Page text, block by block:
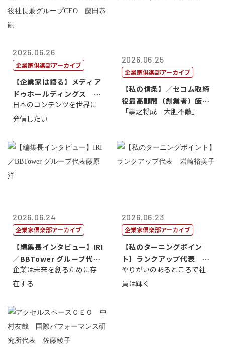
2026.06.26
企業家倶楽部アーカイブ
【企業家は語る】メディア
ドゥホールディングス 代
表取締役社長...
日本のコンテンツを世界に
発信したい
2026.06.25
企業家倶楽部アーカイブ
【私の信条】／セコム取締
役最高顧問（創業者）飯田
亮
「事之将成 大胆不敵」
2026.06.24
企業家倶楽部アーカイブ
【編集長インタビュー】IRI
／BBTower グループ代表
藤...
企業は未来を創るために存
在する
2026.06.23
企業家倶楽部アーカイブ
【私のターニングポイン
ト】ランクアップ代表 岩
崎裕美子
やりがいのあるところで社
員は輝く